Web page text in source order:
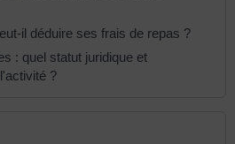
il déduire ses frais de repas ?
: quel statut juridique et
?